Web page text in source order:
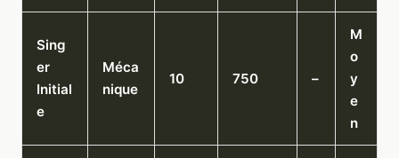
Sing
er
Initial
e
Méca
nique
10 750 –
M
o
y
e
n